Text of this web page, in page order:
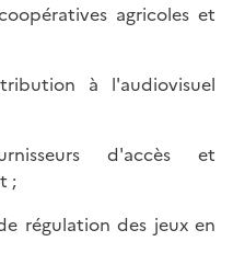
agricoles et
à l'audiovisuel
d'accès et
;
régulation des jeux en